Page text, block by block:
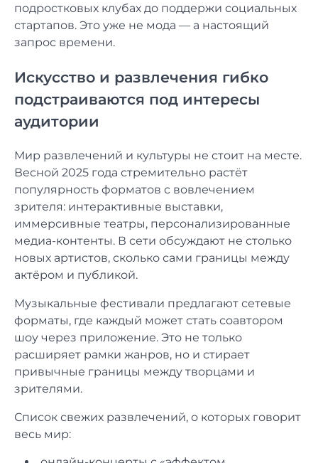
подростковых клубах до поддержи социальных
стартапов. Это уже не мода — а настоящий
запрос времени.
Искусство и развлечения гибко
подстраиваются под интересы
аудитории
Мир развлечений и культуры не стоит на месте.
Весной 2025 года стремительно растёт
популярность форматов с вовлечением
зрителя: интерактивные выставки,
иммерсивные театры, персонализированные
медиа-контенты. В сети обсуждают не столько
новых артистов, сколько сами границы между
актёром и публикой.
Музыкальные фестивали предлагают сетевые
форматы, где каждый может стать соавтором
шоу через приложение. Это не только
расширяет рамки жанров, но и стирает
привычные границы между творцами и
зрителями.
Список свежих развлечений, о которых говорит
весь мир: